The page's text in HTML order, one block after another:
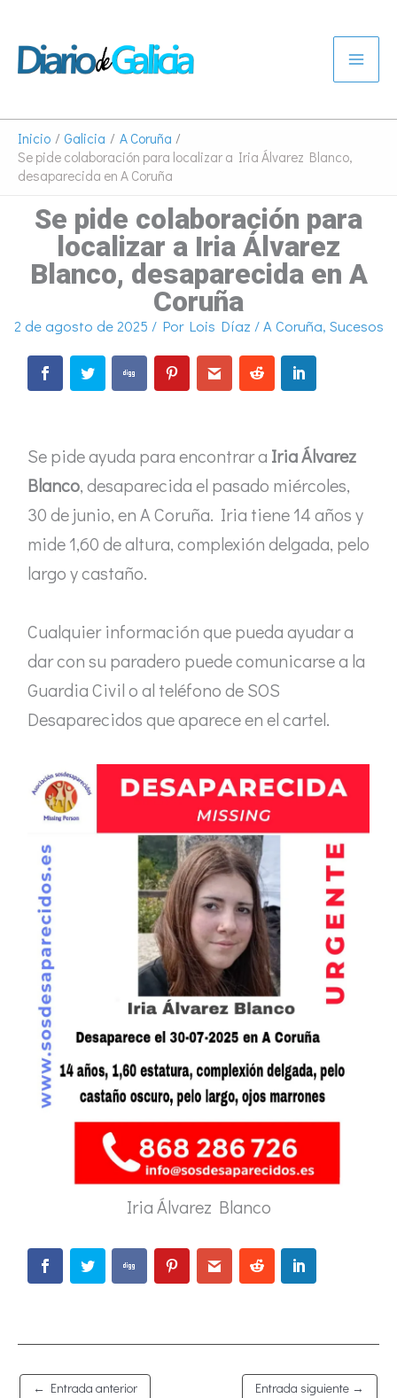
contenido
Inicio Galicia
A Coruña
Se pide colaboración para localizar a Iria Álvarez Blanco,
desaparecida en A Coruña
Se pide colaboración para
localizar a Iria Álvarez
Blanco, desaparecida en A
Coruña
2 de agosto de 2025 / Por Lois Díaz /A Coruña, Sucesos
Se pide ayuda para encontrar a Iria Álvarez
Blanco, desaparecida el pasado miércoles,
30 de junio, en A Coruña. Iria tiene 14 años y
mide 1,60 de altura, complexión delgada, pelo
largo y castaño.
Cualquier información que pueda ayudar a
dar con su paradero puede comunicarse a la
Guardia Civil o al teléfono de SOS
Desaparecidos que aparece en el cartel.
Iria Álvarez Blanco
← Entrada anterior Entrada siguiente →